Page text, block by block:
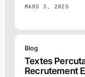
MARS 3, 2025
Blog
Textes
Recrutement